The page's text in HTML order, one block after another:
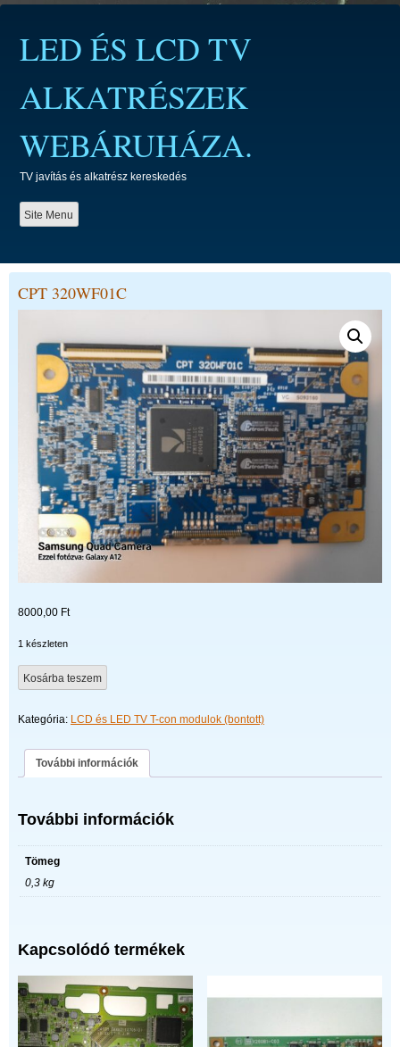
contentLED ÉS LCD TV
ALKATRÉSZEK
WEBÁRUHÁZA.
TV javítás és alkatrész kereskedés
Site Menu
CPT 320WF01C
8000,00 Ft
1 készleten
CPT
320WF01C
Kosárba teszem
Kategória: LCD és LED TV T-con modulok (bontott)
További információk
További információk
Tömeg
0,3 kg
Kapcsolódó termékek